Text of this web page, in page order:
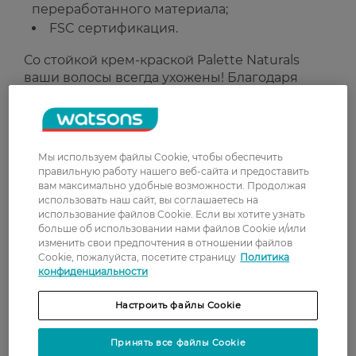
переработанного материала;
FSC сертификация.
Со стойкой крем-краской Palette Naturals
ваши волосы всегда ухожены! Благодаря
получают питание изнутри. Для ухоженных и
блестящих волос, здоровых и мягких на
Наши рекомендации: данный оттенок
подходит для русых оттенков, от светло-
русого и темно-русого. Подходит для
полностью седых волос. Для длинных и
густых волос, достигающих плеч,
рекомендуем использовать две упаковки
Рейтинг и отзывы
Мы используем файлы Cookie, чтобы обеспечить
правильную работу нашего веб-сайта и предоставить
вам максимально удобные возможности. Продолжая
использовать наш сайт, вы соглашаетесь на
использование файлов Cookie. Если вы хотите узнать
больше об использовании нами файлов Cookie и/или
изменить свои предпочтения в отношении файлов
Cookie, пожалуйста, посетите страницу Политика
конфиденциальности
Настроить файлы Cookie
Принять все файлы Cookie